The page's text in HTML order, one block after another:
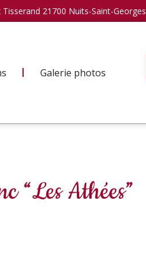
Tisserand 21700 Nuits-Saint-Georges
Galerie photos
“Les Athées”